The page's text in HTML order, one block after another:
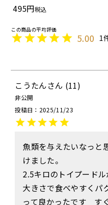
アキレス・骨・皮・ガム
お試しセット
495 税込
5.00 1
こうたん
11
非公開
投稿日
2025/11/23
魚類を与えたいなっと
けました。
2.5キロのトイプード
大きさで食べやすくパ
って良かったです　す